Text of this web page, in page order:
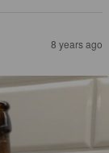
8 years ago